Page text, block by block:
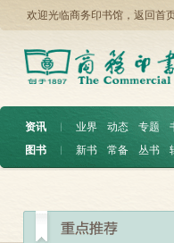
欢迎光临商务印书馆， 返回首
资讯 ︱ 业界 动态 专题
图书
︱ 新书 常备 丛书